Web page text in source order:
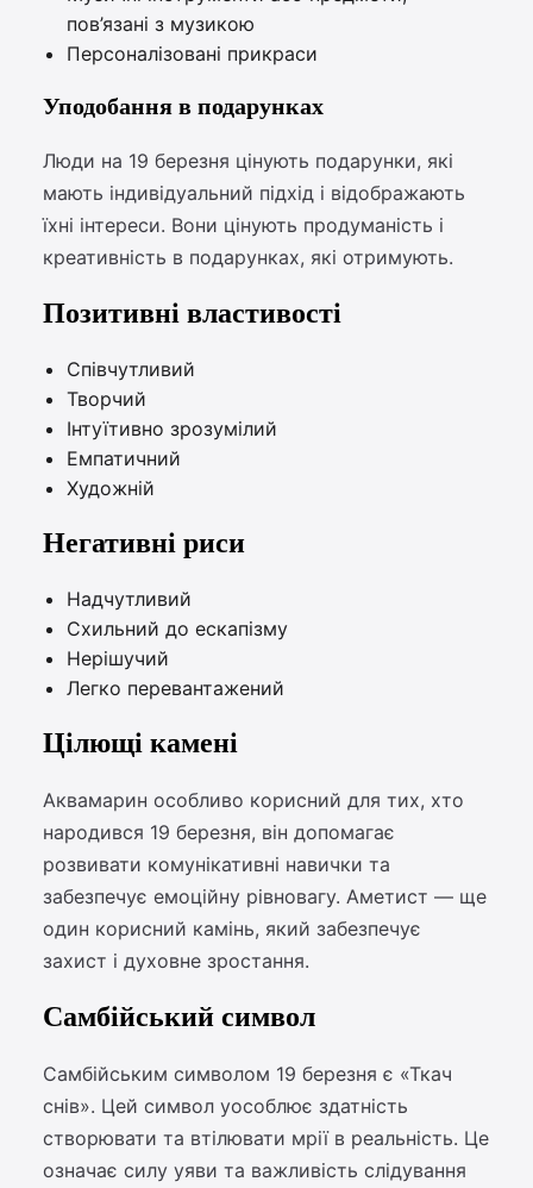
пов’язані з музикою
Персоналізовані прикраси
Уподобання в подарунках
Люди на 19 березня цінують подарунки, які
мають індивідуальний підхід і відображають
їхні інтереси. Вони цінують продуманість і
креативність в подарунках, які отримують.
Позитивні властивості
Співчутливий
Творчий
Інтуїтивно зрозумілий
Емпатичний
Художній
Негативні риси
Надчутливий
Схильний до ескапізму
Нерішучий
Легко перевантажений
Цілющі камені
Аквамарин особливо корисний для тих, хто
народився 19 березня, він допомагає
розвивати комунікативні навички та
забезпечує емоційну рівновагу. Аметист — ще
один корисний камінь, який забезпечує
захист і духовне зростання.
Самбійський символ
Самбійським символом 19 березня є «Ткач
снів». Цей символ уособлює здатність
створювати та втілювати мрії в реальність. Це
означає силу уяви та важливість слідування